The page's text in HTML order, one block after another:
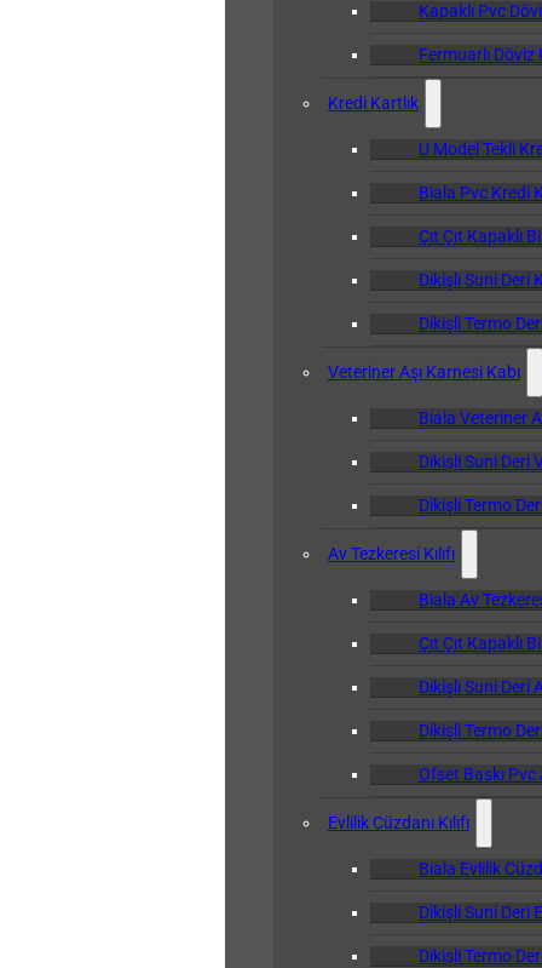
Kapaklı Pvc
Fermuarlı Döviz
Kredi Kartlık
U Model Tekli
Biala Pvc Kredi
Çıt Çıt Kapaklı
Dikişli Suni Deri
Dikişli Termo
Veteriner Aşı Karnesi Kabı
Biala Veteriner
Dikişli Suni Deri
Dikişli Termo
Av Tezkeresi Kılıfı
Biala Av
Çıt Çıt Kapaklı
Dikişli Suni Deri
Dikişli Termo
Ofset Baskı Pvc
Evlilik Cüzdanı Kılıfı
Biala Evlilik
Dikişli Suni Deri
Dikişli Termo